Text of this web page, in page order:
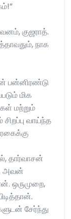
குஜராத்.
நாக
பன்னிரண்டு
மிக
மற்றும்
வாய்ந்த
தார்வாசன்
அவன்
ஒருமுறை,
சேர்ந்து